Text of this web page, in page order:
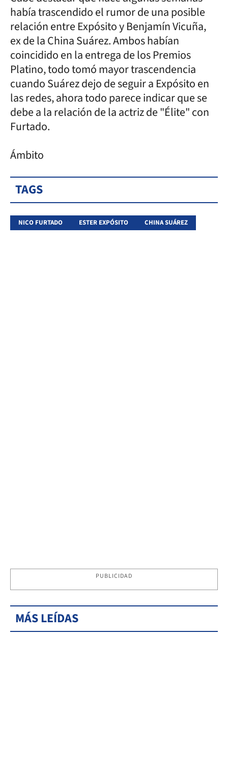
había trascendido el rumor de una posible
relación entre Expósito y Benjamín Vicuña,
ex de la China Suárez. Ambos habían
coincidido en la entrega de los Premios
Platino, todo tomó mayor trascendencia
cuando Suárez dejo de seguir a Expósito en
las redes, ahora todo parece indicar que se
debe a la relación de la actriz de "Élite" con
Furtado.
Ámbito
TAGS
NICO FURTADO ESTER EXPÓSITO CHINA SUÁREZ
PUBLICIDAD
MÁS LEÍDAS